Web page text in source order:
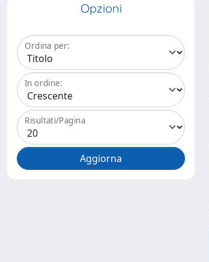
Opzioni
Ordina per:
In ordine:
Risultati/Pagina